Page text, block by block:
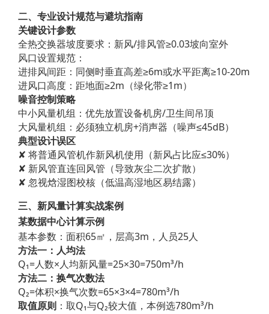
二、专业设计规范与避坑指南
关键设计参数
全热交换器坡度要求：新风/排风管≥0.03坡向室外
风口设置规范：
进排风间距：同侧时垂直高差≥6m或水平距离≥10-20m
进风口高度：距地面≥2m（绿化带≥1m）
噪音控制策略
中小风量机组：优先放置设备机房/卫生间吊顶
大风量机组：必须独立机房+消声器（噪声≤45dB）
典型设计误区
✘ 将普通风管机作新风机使用（新风占比应≤30%）
✘ 新风管直连回风管（导致灰尘二次扩散）
✘ 忽视焓湿图校核（低温高湿地区易结露）
三、新风量计算实战案例
某数据中心计算示例
基本参数：面积65㎡，层高3m，人员25人
方法一：人均法
Q₁=人数×人均新风量=25×30=750m³/h
方法二：换气次数法
Q₂=体积×换气次数=65×3×4=780m³/h
取值原则 ：取Q₁与Q₂较大值，本例选780m³/h